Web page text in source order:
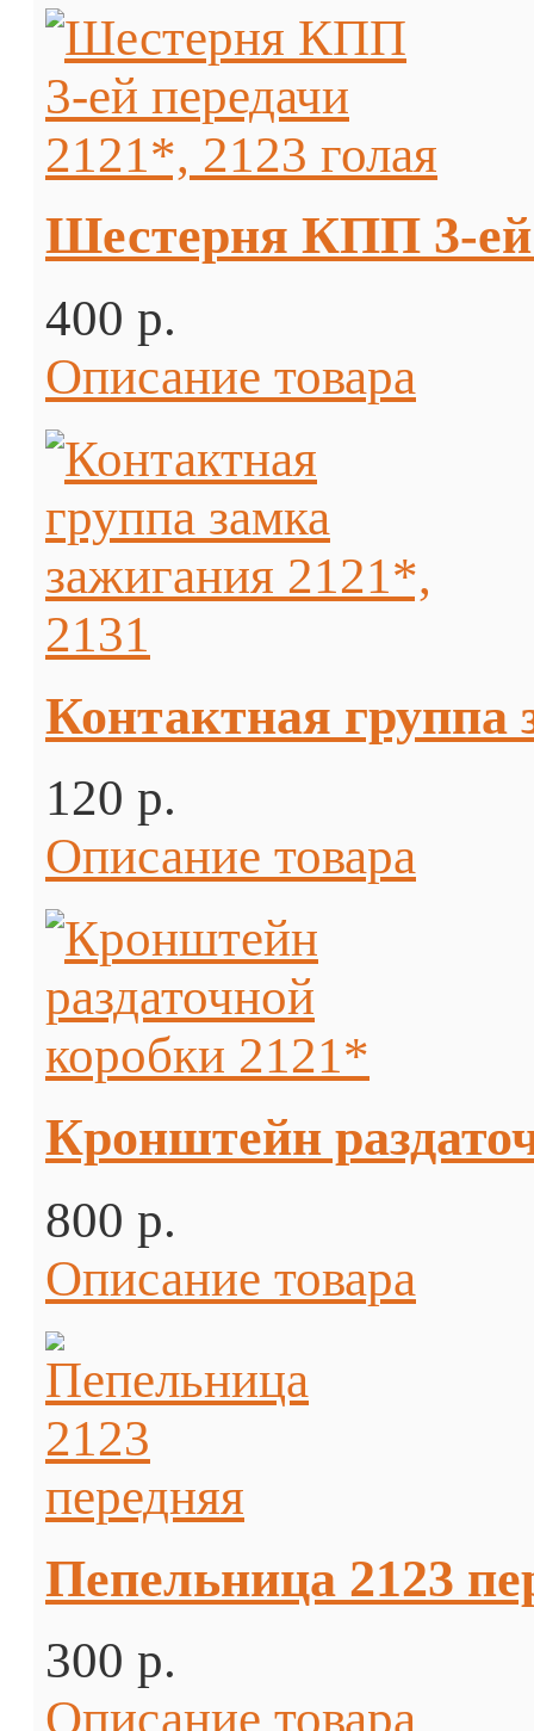
Шестерня КПП 3-ей
400 p.
Описание товара
Контактная группа
120 p.
Описание товара
Кронштейн
800 p.
Описание товара
Пепельница 2123
300 p.
Описание товара